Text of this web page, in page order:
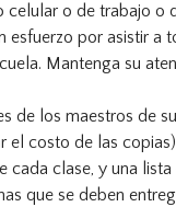
celular o de trabajo o
esfuerzo por asistir a
Mantenga su
de los maestros de
el costo de las
cada clase, y una
que se deben